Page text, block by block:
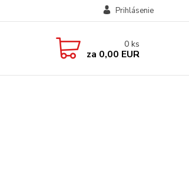
Prihlásenie
0 ks
za 0,00 EUR